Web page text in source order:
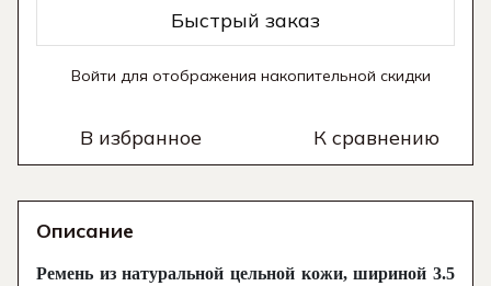
Быстрый заказ
Войти для отображения накопительной скидки
В избранное К сравнению
Описание
Ремень из натуральной цельной кожи, шириной 3.5